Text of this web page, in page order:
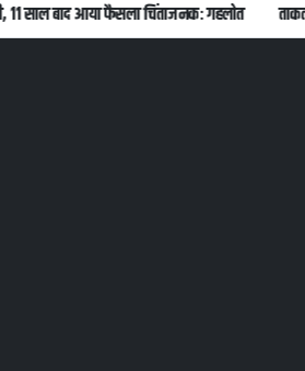
11 साल बाद आया फैसला चिंताजनक: गहलोत